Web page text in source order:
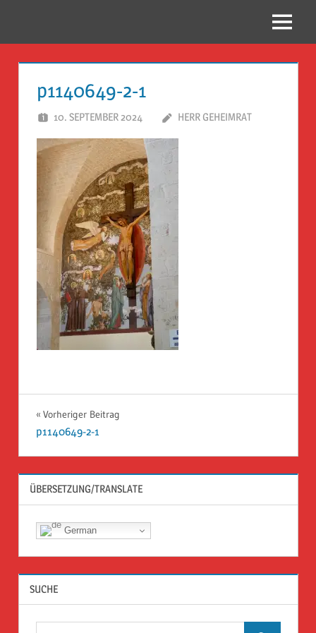
Guckloch
Herr
Geheimrat
auf
Reisen
Menü
p1140649-2-1
10. SEPTEMBER 2024 HERR GEHEIMRAT
Beitragsnavigation
Vorheriger Beitrag
p1140649-2-1
ÜBERSETZUNG/TRANSLATE
German
SUCHE